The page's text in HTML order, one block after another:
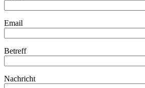
Email
Betreff
Nachricht